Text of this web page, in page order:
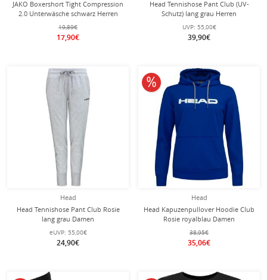
JAKO Boxershort Tight Compression
2.0 Unterwäsche schwarz Herren
19,89€
17,90€
Head Tennishose Pant Club (UV-
Schutz) lang grau Herren
UVP: 55,00€
39,90€
Head
Head Tennishose Pant Club Rosie
lang grau Damen
eUVP: 55,00€
24,90€
Head
Head Kapuzenpullover Hoodie Club
Rosie royalblau Damen
38,95€
35,06€
10% reduziert